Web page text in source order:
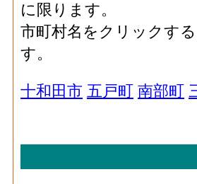
に限ります。
市町村名をクリックす
す。
十和田市 五戸町 南部町